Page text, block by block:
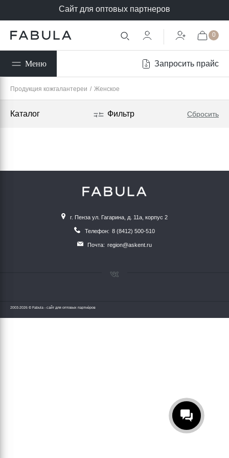
Сайт для оптовых партнеров
0
Меню Запросить прайс
Продукция кожгалантереи / Женское
Каталог Фильтр Сбросить
г. Пенза ул. Гагарина, д. 11а, корпус 2
Телефон: 8 (8412) 500-510
Почта: region@askent.ru
2003-2026 © Fabula - сайт для оптовых партнёров